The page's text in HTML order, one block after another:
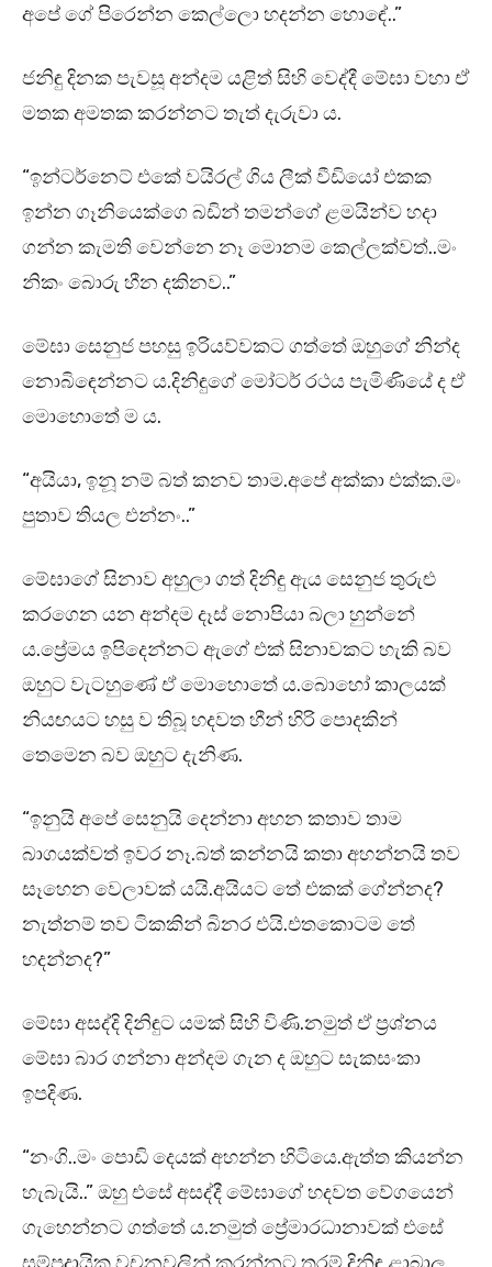
අපේ ගේ පිරෙන්න කෙල්ලො හදන්න හොඳේ..”
ජනිඳු දිනක පැවසූ අන්දම යළිත් සිහි වෙද්දී මේඝා වහා ඒ
මතක අමතක කරන්නට තැත් දැරුවා ය.
“ඉන්ටර්නෙට් එකේ වයිරල් ගිය ලීක් වීඩියෝ එකක
ඉන්න ගෑනියෙක්ගෙ බඩින් තමන්ගේ ළමයින්ව හදා
ගන්න කැමති වෙන්නෙ නෑ මොනම කෙල්ලක්වත්..මං
නිකං බොරු හීන දකිනව..”
මේඝා සෙනුජ පහසු ඉරියව්වකට ගත්තේ ඔහුගේ නින්ද
නොබිඳෙන්නට ය.දිනිඳුගේ මෝටර් රථය පැමිණියේ ද ඒ
මොහොතේ ම ය.
“අයියා, ඉනූ නම් බත් කනව තාම.අපේ අක්කා එක්ක.මං
පුතාව තියල එන්නං..”
මේඝාගේ සිනාව අහුලා ගත් දිනිඳු ඇය සෙනුජ තුරුළු
කරගෙන යන අන්දම දෑස් නොපියා බලා හුන්නේ
ය.ප්‍රේමය ඉපිදෙන්නට ඇගේ එක් සිනාවකට හැකි බව
ඔහුට වැටහුණේ ඒ මොහොතේ ය.බොහෝ කාලයක්
නියඟයට හසු ව තිබූ හදවත හීන් හිරි පොදකින්
තෙමෙන බව ඔහුට දැනිණ.
“ඉනුයි අපේ සෙනුයි දෙන්නා අහන කතාව තාම
බාගයක්වත් ඉවර නෑ.බත් කන්නයි කතා අහන්නයි තව
සෑහෙන වෙලාවක් යයි.අයියට තේ එකක් ගේන්නද?
නැත්නම් තව ටිකකින් බිනර එයි.එතකොටම තේ
හදන්නද?”
මේඝා අසද්දි දිනිඳුට යමක් සිහි විණි.නමුත් ඒ ප්‍රශ්නය
මේඝා බාර ගන්නා අන්දම ගැන ද ඔහුට සැකසංකා
ඉපදිණ.
“නංගි..මං පොඩි දෙයක් අහන්න හිටියෙ.ඇත්ත කියන්න
හැබැයි..” ඔහු එසේ අසද්දී මේඝාගේ හදවත වේගයෙන්
ගැහෙන්නට ගත්තේ ය.නමුත් ප්‍රේමාරධානාවක් එසේ